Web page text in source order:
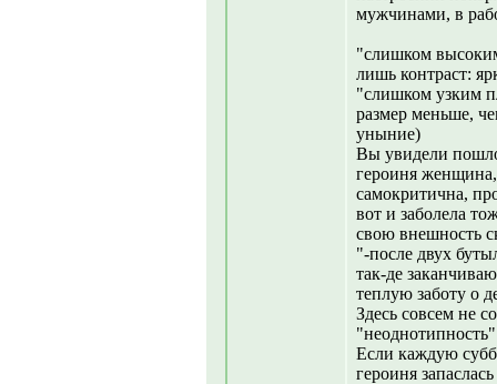
мужчинами, в
"слишком
лишь контраст:
"слишком узким
размер меньше,
уныние)
Вы увидели
героиня женщина,
самокритична,
вот и заболела
свою внешность
"-после двух
так-де
теплую заботу о
Здесь совсем не
Если каждую
героиня